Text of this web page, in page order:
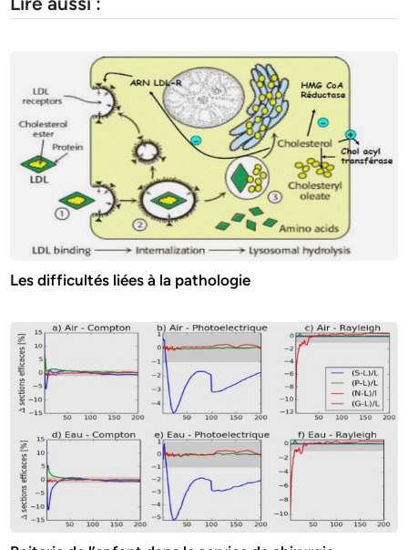
Les difficultés liées à la pathologie